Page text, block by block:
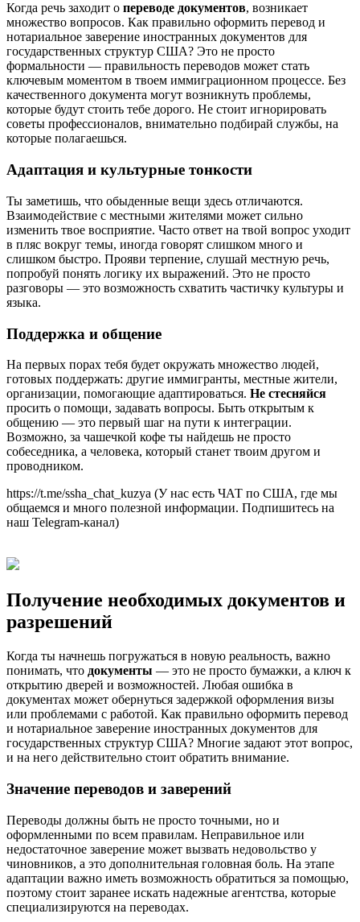
Когда речь заходит о переводе документов, возникает
множество вопросов. Как правильно оформить перевод и
нотариальное заверение иностранных документов для
государственных структур США? Это не просто
формальности — правильность переводов может стать
ключевым моментом в твоем иммиграционном процессе. Без
качественного документа могут возникнуть проблемы,
которые будут стоить тебе дорого. Не стоит игнорировать
советы профессионалов, внимательно подбирай службы, на
которые полагаешься.
Адаптация и культурные тонкости
Ты заметишь, что обыденные вещи здесь отличаются.
Взаимодействие с местными жителями может сильно
изменить твое восприятие. Часто ответ на твой вопрос уходит
в пляс вокруг темы, иногда говорят слишком много и
слишком быстро. Прояви терпение, слушай местную речь,
попробуй понять логику их выражений. Это не просто
разговоры — это возможность схватить частичку культуры и
языка.
Поддержка и общение
На первых порах тебя будет окружать множество людей,
готовых поддержать: другие иммигранты, местные жители,
организации, помогающие адаптироваться. Не стесняйся
просить о помощи, задавать вопросы. Быть открытым к
общению — это первый шаг на пути к интеграции.
Возможно, за чашечкой кофе ты найдешь не просто
собеседника, а человека, который станет твоим другом и
проводником.
https://t.me/ssha_chat_kuzya (У нас есть ЧАТ по США, где мы
общаемся и много полезной информации. Подпишитесь на
наш Telegram-канал)
Получение необходимых документов и
разрешений
Когда ты начнешь погружаться в новую реальность, важно
понимать, что документы — это не просто бумажки, а ключ к
открытию дверей и возможностей. Любая ошибка в
документах может обернуться задержкой оформления визы
или проблемами с работой. Как правильно оформить перевод
и нотариальное заверение иностранных документов для
государственных структур США? Многие задают этот вопрос,
и на него действительно стоит обратить внимание.
Значение переводов и заверений
Переводы должны быть не просто точными, но и
оформленными по всем правилам. Неправильное или
недостаточное заверение может вызвать недовольство у
чиновников, а это дополнительная головная боль. На этапе
адаптации важно иметь возможность обратиться за помощью,
поэтому стоит заранее искать надежные агентства, которые
специализируются на переводах.